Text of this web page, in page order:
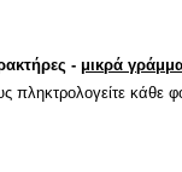
- μικρά
κάθε